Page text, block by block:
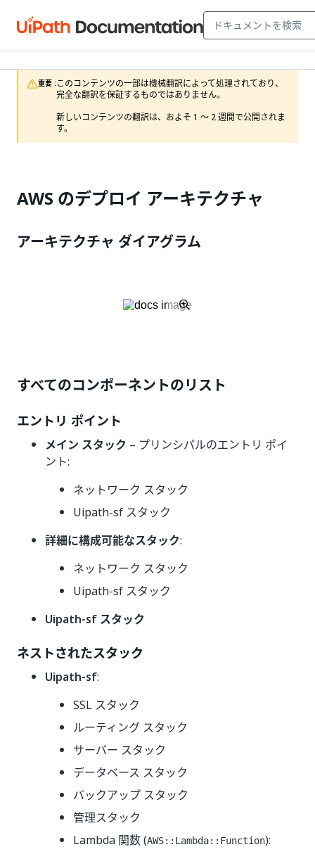
重要 :このコンテンツの一部は機械翻訳によって処理されており、
完全な翻訳を保証するものではありません。
新しいコンテンツの翻訳は、およそ 1 ～ 2 週間で公開されま
す。
AWS のデプロイ アーキテクチャ
アーキテクチャ ダイアグラム
すべてのコンポーネントのリスト
エントリ ポイント
メイン スタック – プリンシパルのエントリ ポイ
ント:
ネットワーク スタック
Uipath-sf スタック
詳細に構成可能なスタック:
ネットワーク スタック
Uipath-sf スタック
Uipath-sf スタック
ネストされたスタック
Uipath-sf:
SSL スタック
ルーティング スタック
サーバー スタック
データベース スタック
バックアップ スタック
管理スタック
Lambda 関数 (AWS::Lambda::Function):